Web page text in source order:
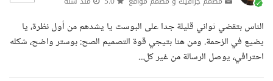
الناس بتقضي ثواني قليلة جدا على البوست يا يشدهم من أول نظرة، يا
يضيع في الزحمة. ومن هنا بتيجي قوة التصميم الصح: بوستر واضح، شكله
احترافي، يوصل الرسالة من غير كل...